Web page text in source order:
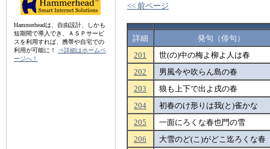
Hammerheadは、自由設計、しかも
短期間で導入でき、ＡＳＰサービ
スを利用すれば、携帯や自宅での
利用が可能に！
⇒詳細はホームペ
ージへ！
<< 前ページ
詳細
発句（俳句）
201
世(の)中の梅よ柳よ人は春
202
男風今や吹らん島の春
203
狼も上下で出よ戌の春
204
初春のけ形りは我(と)雀かな
205
一面にろくな春也門の雪
206
大雪のど(こ)がどこ迄ろくな春